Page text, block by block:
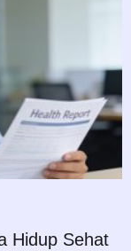
Hidup Sehat